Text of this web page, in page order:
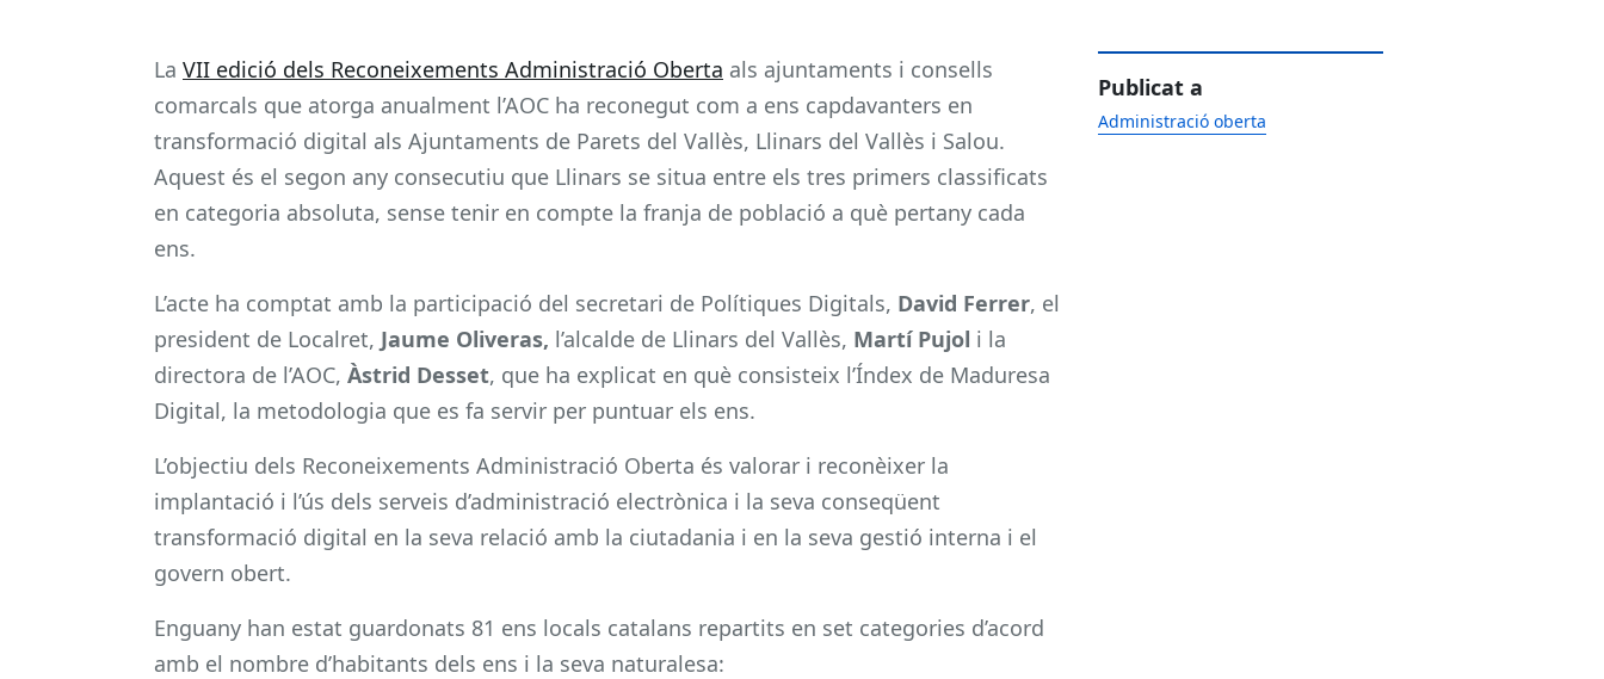
La VII edició dels Reconeixements Administració Oberta als ajuntaments i consells
comarcals que atorga anualment l’AOC ha reconegut com a ens capdavanters en
transformació digital als Ajuntaments de Parets del Vallès, Llinars del Vallès i Salou.
Aquest és el segon any consecutiu que Llinars se situa entre els tres primers classificats
en categoria absoluta, sense tenir en compte la franja de població a què pertany cada
ens.
L’acte ha comptat amb la participació del secretari de Polítiques Digitals, David Ferrer, el
president de Localret, Jaume Oliveras, l’alcalde de Llinars del Vallès, Martí Pujol i la
directora de l’AOC, Àstrid Desset, que ha explicat en què consisteix l’Índex de Maduresa
Digital, la metodologia que es fa servir per puntuar els ens.
L’objectiu dels Reconeixements Administració Oberta és valorar i reconèixer la
implantació i l’ús dels serveis d’administració electrònica i la seva conseqüent
transformació digital en la seva relació amb la ciutadania i en la seva gestió interna i el
govern obert.
Enguany han estat guardonats 81 ens locals catalans repartits en set categories d’acord
amb el nombre d’habitants dels ens i la seva naturalesa:
Publicat a
Administració oberta